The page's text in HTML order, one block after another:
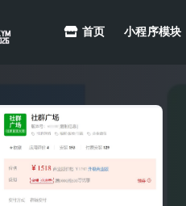
首页 小程序模块